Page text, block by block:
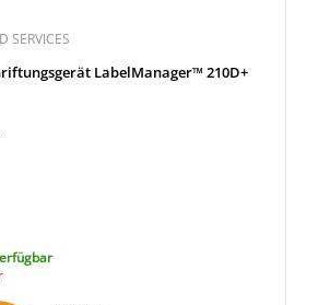
SERVICES
LabelManager™ 210D+